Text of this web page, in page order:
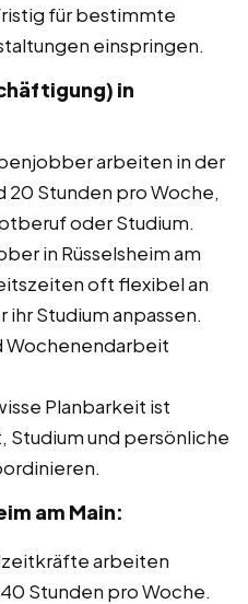
für bestimmte
einspringen.
in
arbeiten in der
20 Stunden pro Woche,
oder Studium.
in Rüsselsheim am
oft flexibel an
Studium anpassen.
Wochenendarbeit
Planbarkeit ist
Studium und persönliche
am Main:
arbeiten
Stunden pro Woche.